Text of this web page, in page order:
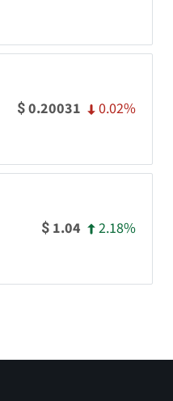
$0.20031 0.02%
$ 1.04 2.18%